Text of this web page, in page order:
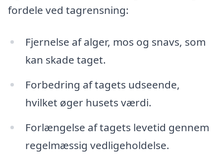
fordele ved tagrensning:
Fjernelse af alger, mos og snavs, som
kan skade taget.
Forbedring af tagets udseende,
hvilket øger husets værdi.
Forlængelse af tagets levetid gennem
regelmæssig vedligeholdelse.